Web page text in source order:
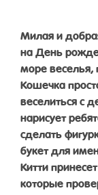
Милая и
на День
море веселья,
Кошечка
веселиться с
нарисует
сделать
букет для
Китти
которые